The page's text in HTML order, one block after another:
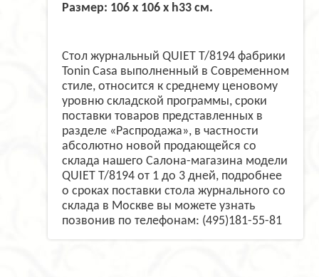
Размер: 106 х 106 х h33 см.
Стол журнальный QUIET T/8194 фабрики
Tonin Casa выполненный в Современном
стиле, относится к среднему ценовому
уровню складской программы, сроки
поставки товаров представленных в
разделе «Распродажа», в частности
абсолютно новой продающейся со
склада нашего Салона-магазина модели
QUIET T/8194 от 1 до 3 дней, подробнее
о сроках поставки стола журнального со
склада в Москве вы можете узнать
позвонив по телефонам: (495)181-55-81